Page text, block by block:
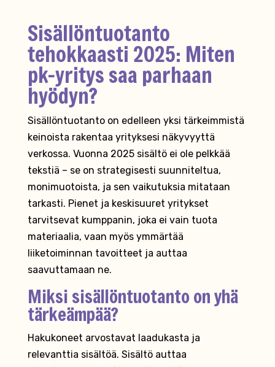
Sisällöntuotanto
tehokkaasti 2025: Miten
pk-yritys saa parhaan
hyödyn?
Sisällöntuotanto on edelleen yksi tärkeimmistä
keinoista rakentaa yrityksesi näkyvyyttä
verkossa. Vuonna 2025 sisältö ei ole pelkkää
tekstiä – se on strategisesti suunniteltua,
monimuotoista, ja sen vaikutuksia mitataan
tarkasti. Pienet ja keskisuuret yritykset
tarvitsevat kumppanin, joka ei vain tuota
materiaalia, vaan myös ymmärtää
liiketoiminnan tavoitteet ja auttaa
saavuttamaan ne.
Miksi sisällöntuotanto on yhä
tärkeämpää?
Hakukoneet arvostavat laadukasta ja
relevanttia sisältöä. Sisältö auttaa